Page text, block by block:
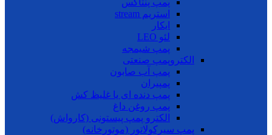
پمپ پنتاکس
استریم stream
ایکار
لئو LEO
پمپ شیمجه
الکتروپمپ صنعتی
پمپ آب صابون
پمپیران
پمپ دنده ای یا غلیظ کش
پمپ روغن داغ
الکترو پمپ پیستونی (کارواش)
پمپ سیرکولاتور (موتورخانه)